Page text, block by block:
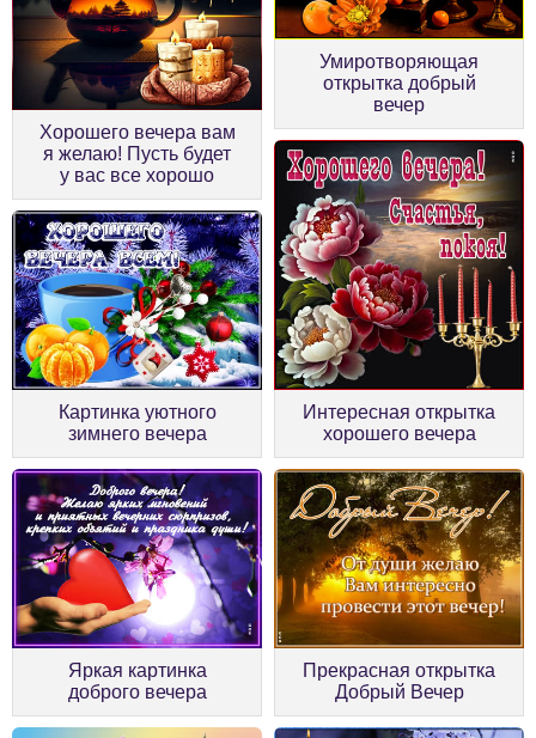
Хорошего вечера вам
я желаю! Пусть будет
у вас все хорошо
Умиротворяющая
открытка добрый
вечер
Картинка уютного
зимнего вечера
Интересная открытка
хорошего вечера
Яркая картинка
доброго вечера
Прекрасная открытка
Добрый Вечер